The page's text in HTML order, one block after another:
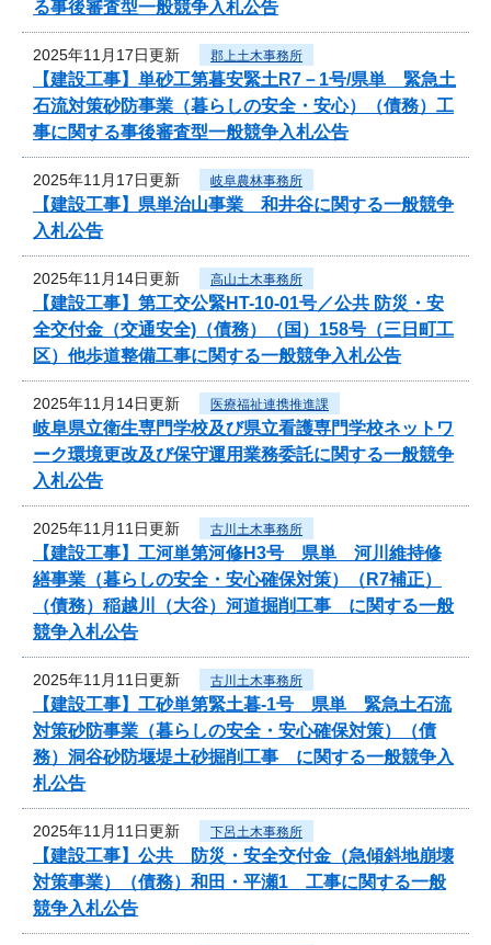
る事後審査型一般競争入札公告
2025年11月17日更新 郡上土木事務所
【建設工事】単砂工第暮安緊土R7－1号/県単 緊急土
石流対策砂防事業（暮らしの安全・安心）（債務）工
事に関する事後審査型一般競争入札公告
2025年11月17日更新 岐阜農林事務所
【建設工事】県単治山事業 和井谷に関する一般競争
入札公告
2025年11月14日更新 高山土木事務所
【建設工事】第工交公緊HT-10-01号／公共 防災・安
全交付金（交通安全)（債務）（国）158号（三日町工
区）他歩道整備工事に関する一般競争入札公告
2025年11月14日更新 医療福祉連携推進課
岐阜県立衛生専門学校及び県立看護専門学校ネットワ
ーク環境更改及び保守運用業務委託に関する一般競争
入札公告
2025年11月11日更新 古川土木事務所
【建設工事】工河単第河修H3号 県単 河川維持修
繕事業（暮らしの安全・安心確保対策）（R7補正）
（債務）稲越川（大谷）河道掘削工事 に関する一般
競争入札公告
2025年11月11日更新 古川土木事務所
【建設工事】工砂単第緊土暮-1号 県単 緊急土石流
対策砂防事業（暮らしの安全・安心確保対策）（債
務）洞谷砂防堰堤土砂掘削工事 に関する一般競争入
札公告
2025年11月11日更新 下呂土木事務所
【建設工事】公共 防災・安全交付金（急傾斜地崩壊
対策事業）（債務）和田・平瀬1 工事に関する一般
競争入札公告